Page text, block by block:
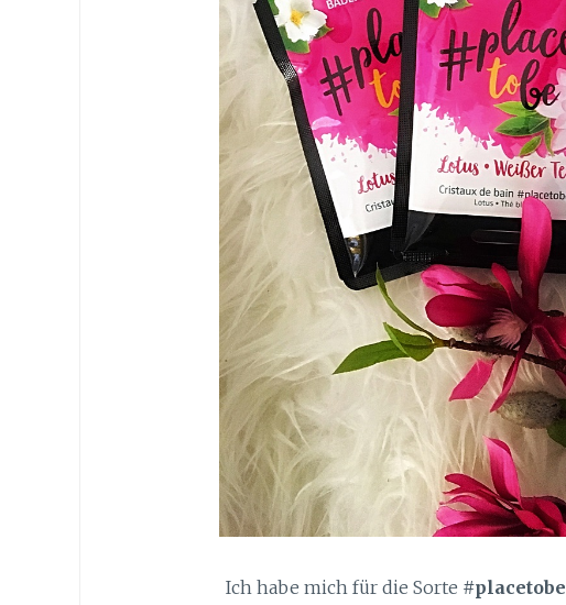
Ich habe mich für die Sorte #placetobe